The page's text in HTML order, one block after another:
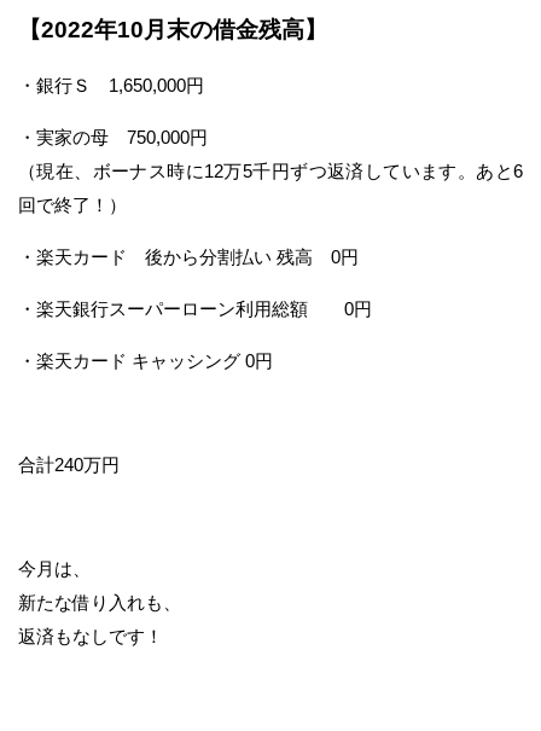
【2022年10月末の借金残高】
・銀行Ｓ 1,650,000円
・実家の母 750,000円
（現在、ボーナス時に12万5千円ずつ返済しています。あと6
回で終了！）
・楽天カード 後から分割払い 残高 0円
・楽天銀行スーパーローン利用総額 0円
・楽天カード キャッシング 0円
合計240万円
今月は、
新たな借り入れも、
返済もなしです！